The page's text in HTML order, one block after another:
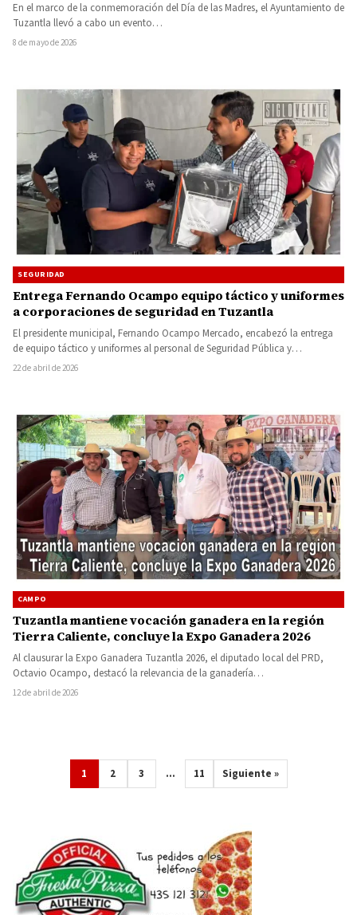
En el marco de la conmemoración del Día de las Madres, el Ayuntamiento de
Tuzantla llevó a cabo un evento…
8 de mayo de 2026
SEGURIDAD
Entrega Fernando Ocampo equipo táctico y uniformes
a corporaciones de seguridad en Tuzantla
El presidente municipal, Fernando Ocampo Mercado, encabezó la entrega
de equipo táctico y uniformes al personal de Seguridad Pública y…
22 de abril de 2026
CAMPO
Tuzantla mantiene vocación ganadera en la región
Tierra Caliente, concluye la Expo Ganadera 2026
Al clausurar la Expo Ganadera Tuzantla 2026, el diputado local del PRD,
Octavio Ocampo, destacó la relevancia de la ganadería…
12 de abril de 2026
1 2 3 … 11 Siguiente »